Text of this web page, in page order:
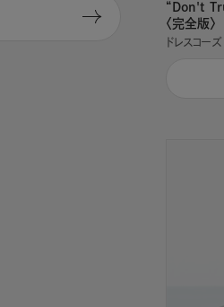
“Don't
〈完全版〉
ドレスコーズ